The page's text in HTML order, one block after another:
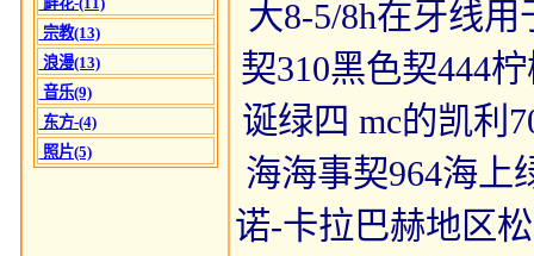
宗教(13)
浪漫(13)
音乐(9)
东方-(4)
照片(5)
大8-5/8h在牙线
契310黑色契444
诞绿四 mc的凯利
海海事契964海上
诺-卡拉巴赫地区